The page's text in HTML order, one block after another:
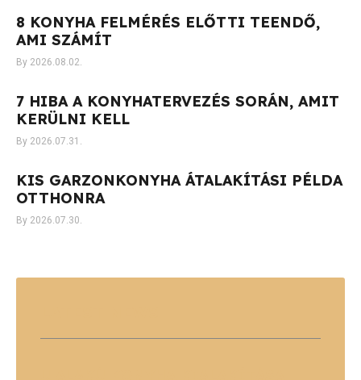
8 KONYHA FELMÉRÉS ELŐTTI TEENDŐ,
AMI SZÁMÍT
2026.08.02.
7 HIBA A KONYHATERVEZÉS SORÁN, AMIT
KERÜLNI KELL
2026.07.31.
KIS GARZONKONYHA ÁTALAKÍTÁSI PÉLDA
OTTHONRA
2026.07.30.